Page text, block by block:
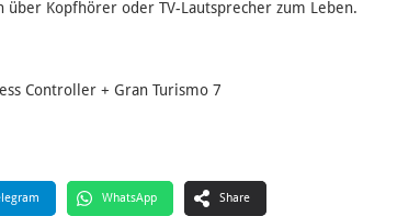
Kopfhörer oder TV-Lautsprecher zum Leben.
Controller + Gran Turismo 7
WhatsApp Share